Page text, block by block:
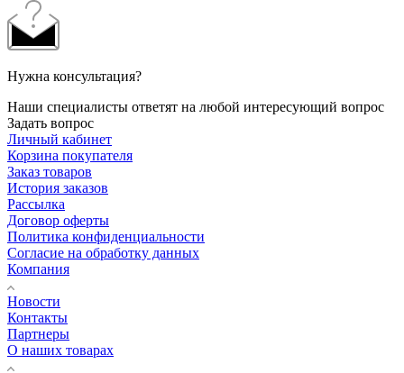
Нужна консультация?
Наши специалисты ответят на любой интересующий вопрос
Задать вопрос
Личный кабинет
Корзина покупателя
Заказ товаров
История заказов
Рассылка
Договор оферты
Политика конфиденциальности
Согласие на обработку данных
Компания
Новости
Контакты
Партнеры
О наших товарах